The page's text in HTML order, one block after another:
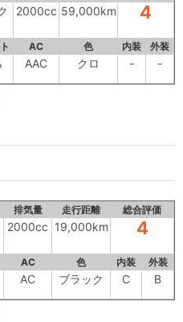
2000cc 59,000km 4
AC 色 内装 外装
AAC クロ - -
排気量 走行距離 総合評価
2000cc 19,000km 4
AC 色 内装 外装
AC ブラック C B